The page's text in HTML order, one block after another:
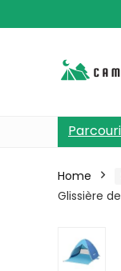
Home
Glissière